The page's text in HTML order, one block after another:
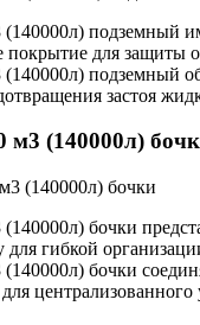
(140000л) подземный
покрытие для защиты
(140000л) подземный
застоя
м3 (140000л)
(140000л) бочки
гибкой
(140000л) бочки
централизованного